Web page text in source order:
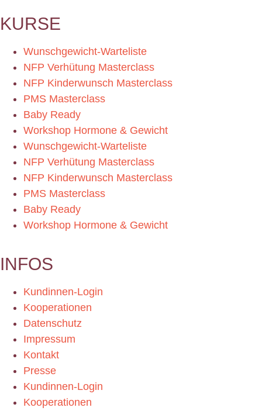
KURSE
Wunschgewicht-Warteliste
NFP Verhütung Masterclass
NFP Kinderwunsch Masterclass
PMS Masterclass
Baby Ready
Workshop Hormone & Gewicht
Wunschgewicht-Warteliste
NFP Verhütung Masterclass
NFP Kinderwunsch Masterclass
PMS Masterclass
Baby Ready
Workshop Hormone & Gewicht
INFOS
Kundinnen-Login
Kooperationen
Datenschutz
Impressum
Kontakt
Presse
Kundinnen-Login
Kooperationen